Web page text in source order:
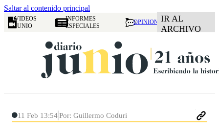
Saltar al contenido principal
VIDEOS
JUNIO
INFORMES
ESPECIALES
OPINION IR AL
ARCHIVO
11 Feb 13:54Por: Guillermo Coduri